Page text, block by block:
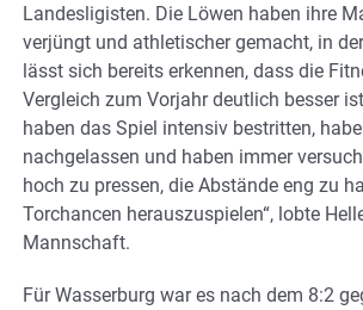
Landesligisten. Die Löwen haben ihre
verjüngt und athletischer gemacht, in
lässt sich bereits erkennen, dass die
Vergleich zum Vorjahr deutlich besser
haben das Spiel intensiv bestritten,
nachgelassen und haben immer
hoch zu pressen, die Abstände eng zu
Torchancen herauszuspielen“, lobte
Mannschaft.
Für Wasserburg war es nach dem 8:2